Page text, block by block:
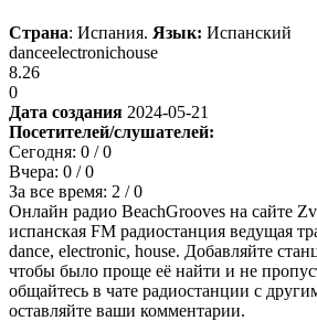
Страна: Испания. Язык: Испанский
danceelectronichouse
8.26
0
Дата создания 2024-05-21
Посетителей/слушателей:
Сегодня: 0 / 0
Вчера: 0 / 0
За все время: 2 / 0
Онлайн радио BeachGrooves на сайте
испанская FM радиостанция ведущая
dance, electronic, house. Добавляйте
чтобы было проще её найти и не
общайтесь в чате радиостанции с
оставляйте ваши комментарии.